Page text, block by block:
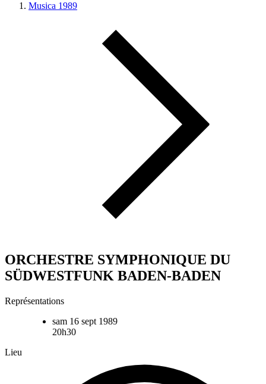
Musica 1989
ORCHESTRE SYMPHONIQUE DU
SÜDWESTFUNK BADEN-BADEN
Représentations
sam 16 sept 1989
20h30
Lieu